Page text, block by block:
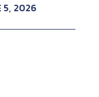
5, 2026